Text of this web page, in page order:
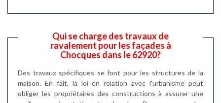
Qui se charge des travaux de
ravalement pour les façades à
Chocques dans le 62920?
Des travaux spécifiques se font pour les structures de la
maison. En fait, la loi en relation avec l'urbanisme peut
obliger les propriétaires des constructions à assurer une